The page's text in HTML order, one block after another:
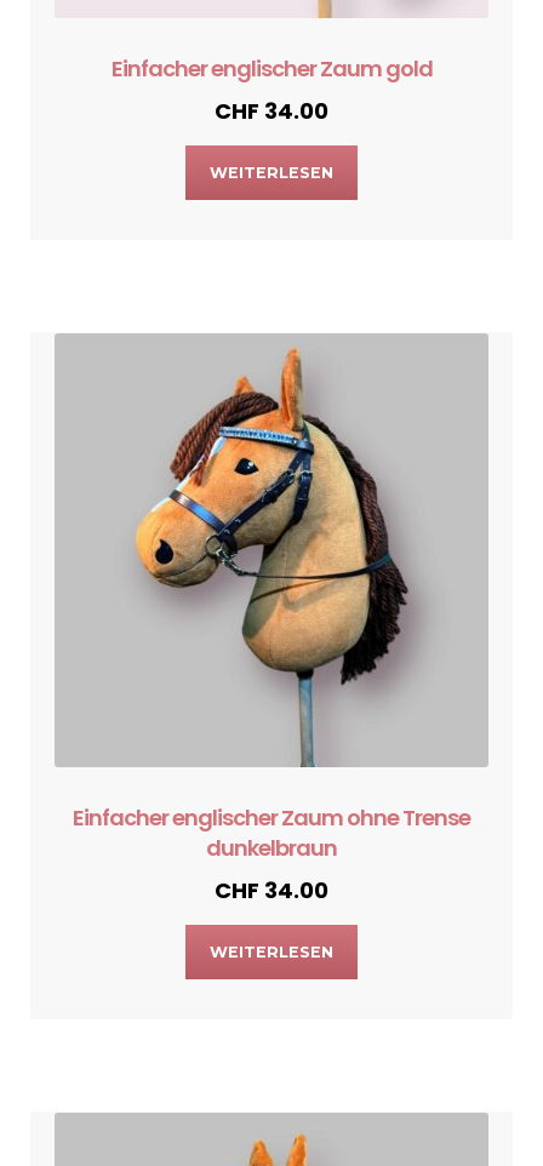
Einfacher englischer Zaum gold
CHF 34.00
WEITERLESEN
Einfacher englischer Zaum ohne Trense
dunkelbraun
CHF 34.00
WEITERLESEN